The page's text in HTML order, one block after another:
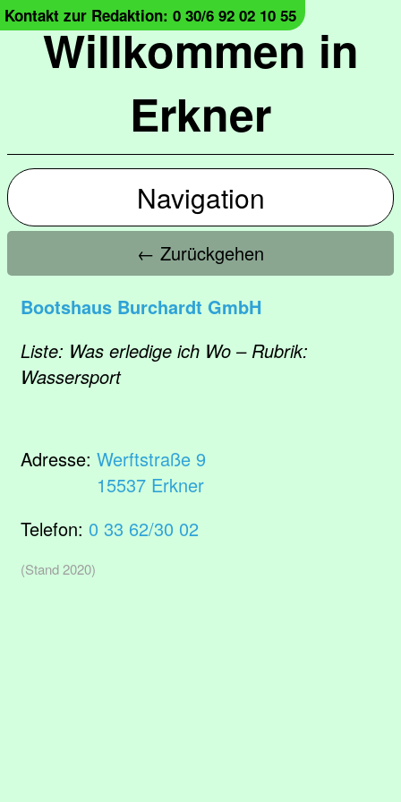
Willkommen in
Erkner
Kontakt zur Redaktion: 0 30/6 92 02 10 55
Navigation
← Zurückgehen
Bootshaus Burchardt GmbH
Liste: Was erledige ich Wo – Rubrik:
Wassersport
Adresse: Werftstraße 9
15537 Erkner
Telefon: 0 33 62/30 02
(Stand 2020)